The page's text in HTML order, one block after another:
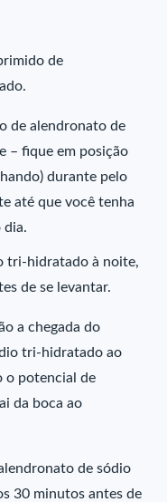
de
de alendronato de
– fique em posição
durante pelo
até que você tenha
dia.
tri-hidratado à noite,
de se levantar.
a chegada do
tri-hidratado ao
o potencial de
da boca ao
de sódio
30 minutos antes de